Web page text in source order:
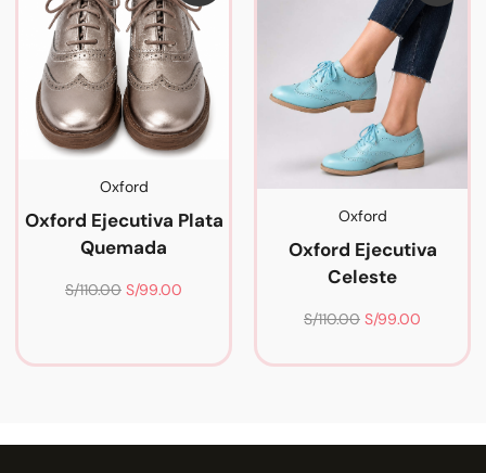
Oxford
Oxford Ejecutiva Plata
Quemada
S/110.00 S/99.00
Oxford
Oxford Ejecutiva
Celeste
S/110.00 S/99.00